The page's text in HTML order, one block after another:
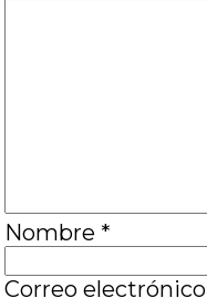
Nombre *
Correo electrónico